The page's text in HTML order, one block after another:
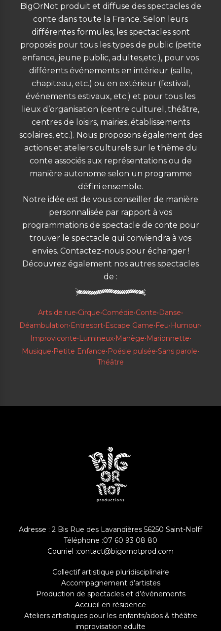
BigOrNot produit et diffuse des spectacles de
conte dans toute la France. Selon leurs
différentes formules, les spectacles sont
proposés pour tous les types de public (petite
enfance, jeune public, adultes,etc.), pour vos
différents événements en intérieur (salle,
chapiteau, etc.) ou en extérieur (festival,
événements estivaux, etc.) et pour tous les
lieux d’organisation (centre culturel, théâtre,
centres de loisirs, mairies, établissements
scolaires, etc.). Nous proposons également des
actions et ateliers culturels sur le thème du
conte associés aux représentations ou de
manière autonome selon un programme
défini ensemble.
Notre idée est de vous conseiller de manière
personnalisée par rapport à vos
programmations de spectacle de conte pour
trouver le spectacle qui conviendra à vos
envies. Contactez-nous pour échanger !
Découvrez également nos autres spectacles
de :
Arts de rue•Cirque•Comédie•Conte•Danse•
Déambulation•Entresort•Escape Game•Feu•Humour•
Improviconte•Lumineux•Manège•Marionnette•
Musique•Petite Enfance•Poésie pulsée•Sans parole•
Théâtre
Adresse : 2 Bis Rue des Lavandières 56250 Saint-Nolff
Téléphone :07 60 93 08 80
Courriel :contact@bigornotprod.com
Collectif artistique pluridisciplinaire
Accompagnement d’artistes
Production de spectacles et d’événements
Accueil en résidence
Ateliers artistiques pour les enfants/ados & théâtre
improvisation adulte